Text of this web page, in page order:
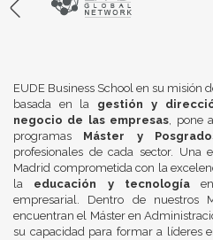
EUDE Business School en su misión
basada en la gestión y
negocio de las empresas, pone
programas Máster y
profesionales de cada sector. Una
Madrid comprometida con la
la educación y tecnologíaen
empresarial. Dentro de nuestros
encuentran el Máster en
su capacidad para formar a líderes